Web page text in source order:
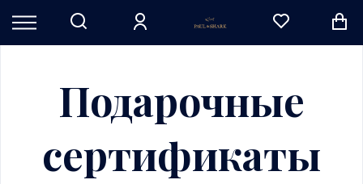
Подарочные
сертификаты